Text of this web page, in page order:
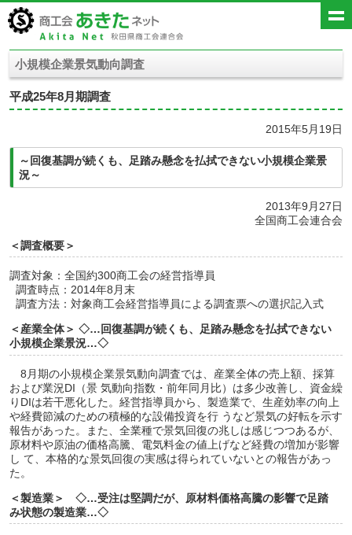
小規模企業景気動向調査
平成25年8月期調査
2015年5月19日
～回復基調が続くも、足踏み懸念を払拭できない小規模企業景
況～
2013年9月27日
全国商工会連合会
＜調査概要＞
調査対象：全国約300商工会の経営指導員
調査時点：2014年8月末
調査方法：対象商工会経営指導員による調査票への選択記入式
＜産業全体＞ ◇…回復基調が続くも、足踏み懸念を払拭できない
小規模企業景況…◇
8月期の小規模企業景気動向調査では、産業全体の売上額、採算
および業況DI（景 気動向指数・前年同月比）は多少改善し、資金繰
りDIは若干悪化した。経営指導員から、製造業で、生産効率の向上
や経費節減のための積極的な設備投資を行 うなど景気の好転を示す
報告があった。また、全業種で景気回復の兆しは感じつつあるが、
原材料や原油の価格高騰、電気料金の値上げなど経費の増加が影響
し て、本格的な景気回復の実感は得られていないとの報告があっ
た。
＜製造業＞ ◇…受注は堅調だが、原材料価格高騰の影響で足踏
み状態の製造業…◇